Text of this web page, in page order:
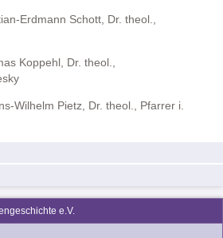
Erdmann Schott, Dr. theol.,
Koppehl, Dr. theol.,
Wilhelm Pietz, Dr. theol., Pfarrer i.
e.V.